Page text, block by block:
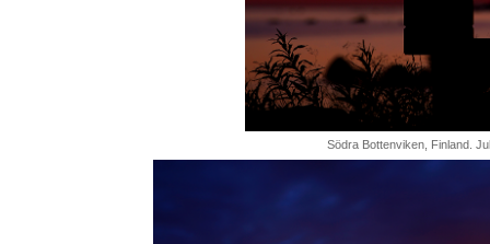
Södra Bottenviken, Finland.